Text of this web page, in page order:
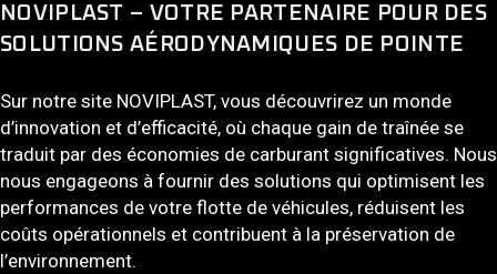
NOVIPLAST – VOTRE PARTENAIRE POUR DES
SOLUTIONS AÉRODYNAMIQUES DE POINTE
Sur notre site NOVIPLAST, vous découvrirez un monde
d’innovation et d’efficacité, où chaque gain de traînée se
traduit par des économies de carburant significatives. Nous
nous engageons à fournir des solutions qui optimisent les
performances de votre flotte de véhicules, réduisent les
coûts opérationnels et contribuent à la préservation de
l’environnement.